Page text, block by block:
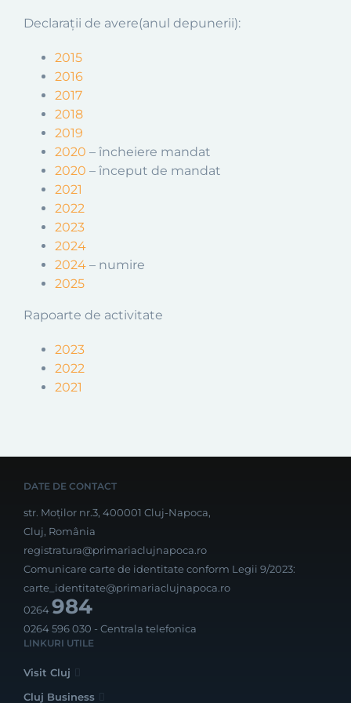
Declarații de avere(anul depunerii):
2015
2016
2017
2018
2019
2020 – încheiere mandat
2020 – început de mandat
2021
2022
2023
2024
2024 – numire
2025
Rapoarte de activitate
2023
2022
2021
DATE DE CONTACT
str. Moților nr.3, 400001 Cluj-Napoca,
Cluj, România
registratura@primariaclujnapoca.ro
Comunicare carte de identitate conform Legii 9/2023:
carte_identitate@primariaclujnapoca.ro
0264984
0264 596 030 - Centrala telefonica
LINKURI UTILE
Visit Cluj
Cluj Business